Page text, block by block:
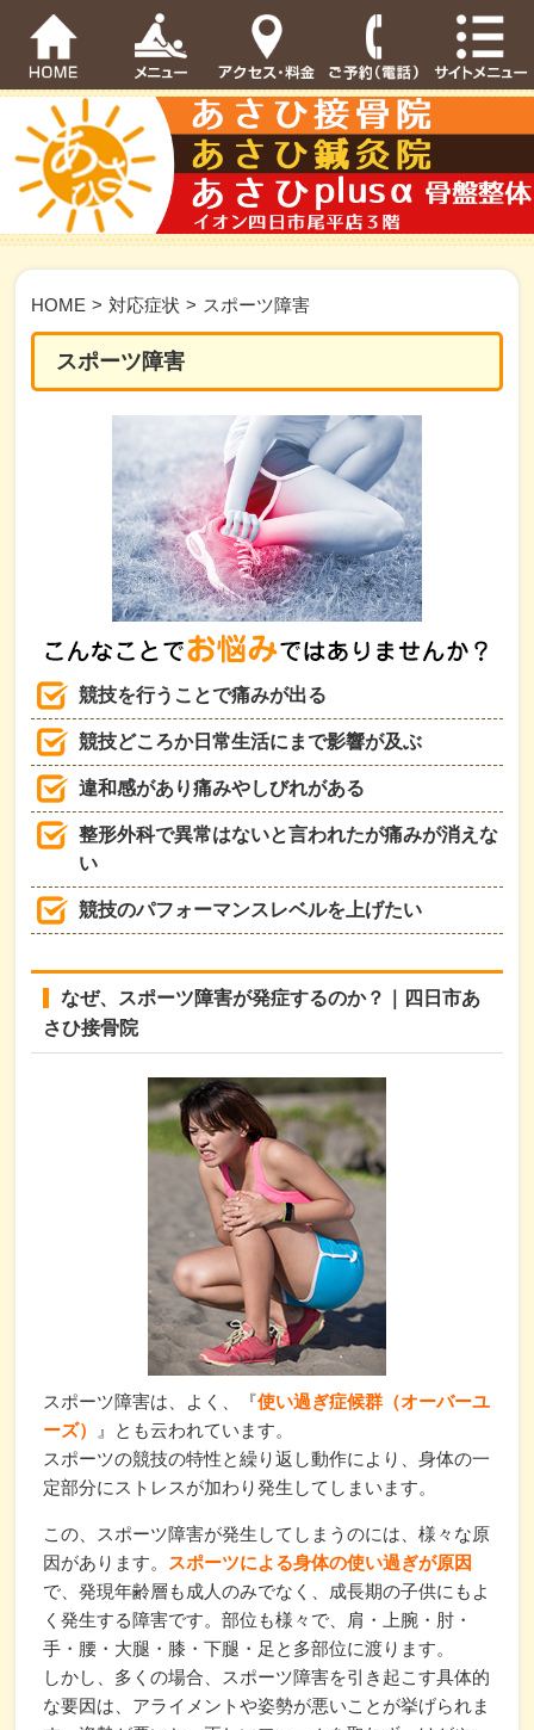
HOME > 対応症状 > スポーツ障害
スポーツ障害
競技を行うことで痛みが出る
競技どころか日常生活にまで影響が及ぶ
違和感があり痛みやしびれがある
整形外科で異常はないと言われたが痛みが消えな
い
競技のパフォーマンスレベルを上げたい
なぜ、スポーツ障害が発症するのか？｜四日市あ
さひ接骨院
スポーツ障害は、よく、『使い過ぎ症候群（オーバーユ
ーズ）
』とも云われています。
スポーツの競技の特性と繰り返し動作により、身体の一
定部分にストレスが加わり発生してしまいます。
この、スポーツ障害が発生してしまうのには、様々な原
因があります。
スポーツによる身体の使い過ぎが原因
で、発現年齢層も成人のみでなく、成長期の子供にもよ
く発生する障害です。部位も様々で、肩・上腕・肘・
手・腰・大腿・膝・下腿・足と多部位に渡ります。
しかし、多くの場合、スポーツ障害を引き起こす具体的
な要因は、アライメントや姿勢が悪いことが挙げられま